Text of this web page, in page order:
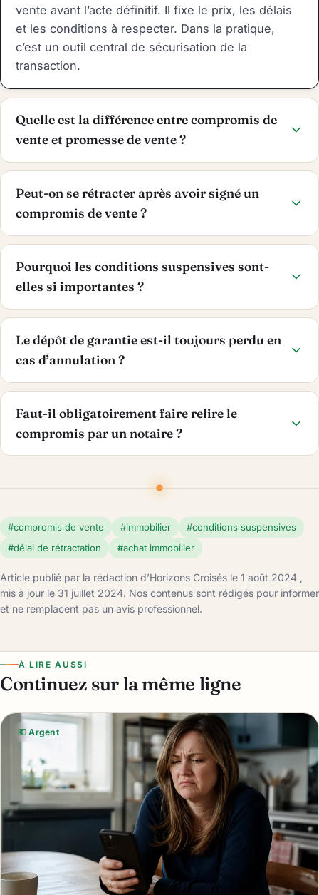
vente avant l’acte définitif. Il fixe le prix, les délais
et les conditions à respecter. Dans la pratique,
c’est un outil central de sécurisation de la
transaction.
Quelle est la différence entre compromis de
vente et promesse de vente ?
Peut-on se rétracter après avoir signé un
compromis de vente ?
Pourquoi les conditions suspensives sont-
elles si importantes ?
Le dépôt de garantie est-il toujours perdu en
cas d’annulation ?
Faut-il obligatoirement faire relire le
compromis par un notaire ?
#compromis de vente #immobilier
#conditions suspensives
#délai de rétractation
#achat immobilier
Article publié par la rédaction d’Horizons Croisés le 1 août 2024 ,
mis à jour le 31 juillet 2024. Nos contenus sont rédigés pour informer
et ne remplacent pas un avis professionnel.
À LIRE AUSSI
Continuez sur la même ligne
💶 Argent